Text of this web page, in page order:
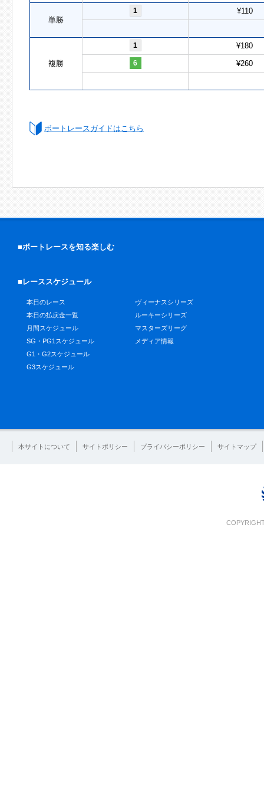
単勝
1 ¥110
複勝
1 ¥180
6 ¥260
ボートレースガイドはこちら
■ボートレースを知る楽しむ
■レーススケジュール
本日のレース
本日の払戻金一覧
月間スケジュール
SG・PG1スケジュール
G1・G2スケジュール
G3スケジュール
ヴィーナスシリーズ
ルーキーシリーズ
マスターズリーグ
メディア情報
本サイトについて サイトポリシー プライバシーポリシー サイトマップ